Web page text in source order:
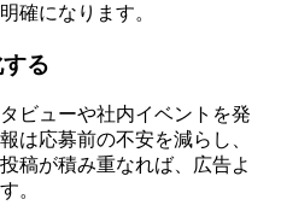
確になります。
る
ビューや社内イベントを発
は応募前の不安を減らし、
稿が積み重なれば、広告よ
。